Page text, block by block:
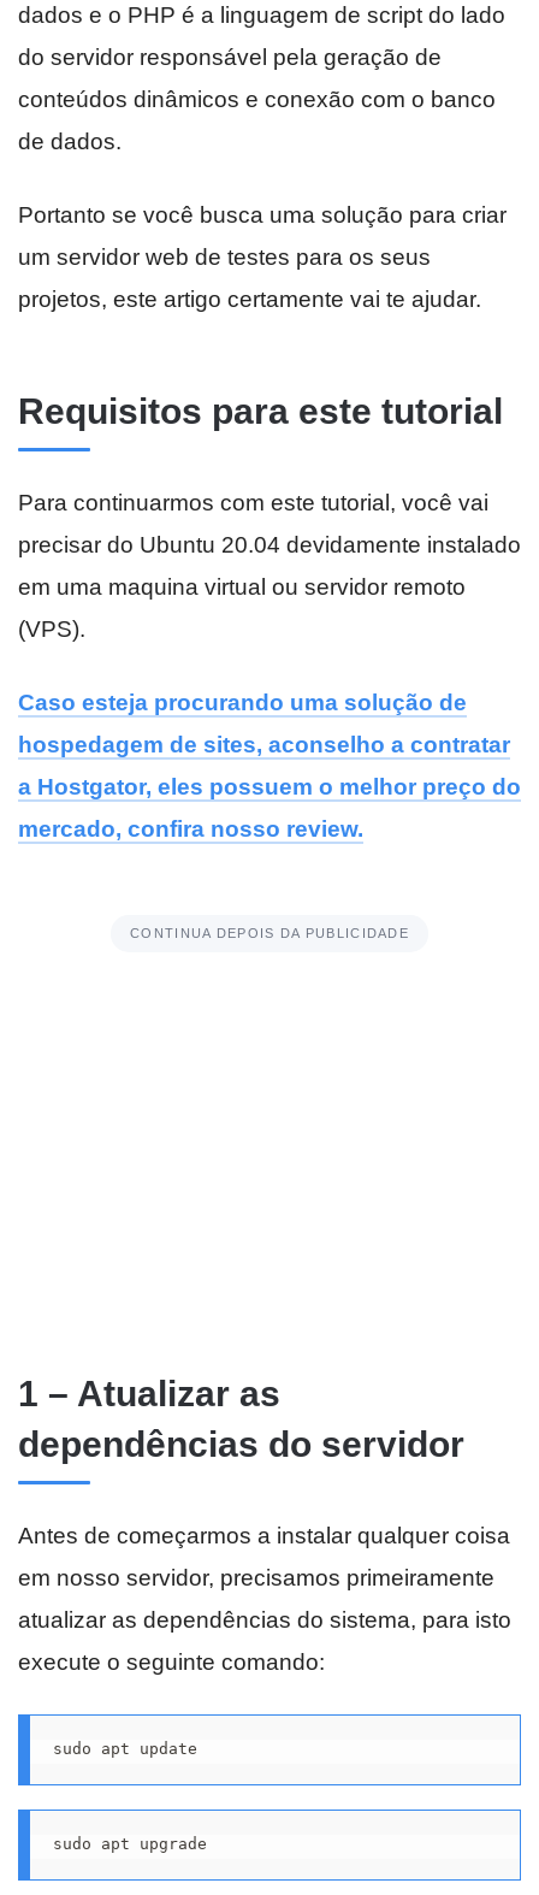
dados e o PHP é a linguagem de script do lado
do servidor responsável pela geração de
conteúdos dinâmicos e conexão com o banco
de dados.
Portanto se você busca uma solução para criar
um servidor web de testes para os seus
projetos, este artigo certamente vai te ajudar.
Requisitos para este tutorial
Para continuarmos com este tutorial, você vai
precisar do Ubuntu 20.04 devidamente instalado
em uma maquina virtual ou servidor remoto
(VPS).
Caso esteja procurando uma solução de
hospedagem de sites, aconselho a contratar
a Hostgator, eles possuem o melhor preço do
mercado, confira nosso review.
CONTINUA DEPOIS DA PUBLICIDADE
1 – Atualizar as
dependências do servidor
Antes de começarmos a instalar qualquer coisa
em nosso servidor, precisamos primeiramente
atualizar as dependências do sistema, para isto
execute o seguinte comando:
sudo apt update
sudo apt upgrade